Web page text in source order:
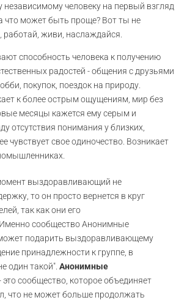
независимому человеку на первый взгляд
что может быть проще? Вот ты не
живи, наслаждайся.
способность человека к получению
радостей - общения с друзьями
покупок, поездок на природу.
к более острым ощущениям, мир без
месяцы кажется ему серым и
отсутствия понимания у близких,
чувствует свое одиночество. Возникает
выздоравливающий не
то он просто вернется в круг
так как они его
сообщество Анонимные
подарить выздоравливающему
принадлежности к группе, в
один такой". Анонимные
это сообщество, которое объединяет
что не может больше продолжать